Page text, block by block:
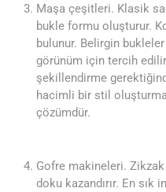
Maşa çeşitleri. Klasik
bukle formu oluşturur.
bulunur. Belirgin
görünüm için tercih
şekillendirme
hacimli bir stil
çözümdür.
Gofre makineleri.
doku kazandırır. En